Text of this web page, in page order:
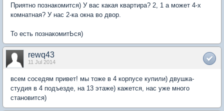
Приятно познакомится) У вас какая квартира? 2, 1 а может 4-х
комнатная? У нас 2-ка окна во двор.
То есть познакомитЬся)
rewq43
11 Jul 2014
всем соседям привет! мы тоже в 4 корпусе купили) двушка-
студия в 4 подъезде, на 13 этаже) кажется, нас уже много
становится)